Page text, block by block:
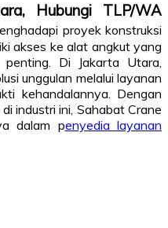
Hubungi TLP/WA
proyek konstruksi
akses ke alat angkut yang
Di Jakarta Utara,
unggulan melalui layanan
kehandalannya. Dengan
industri ini, Sahabat Crane
dalam penyedia layanan